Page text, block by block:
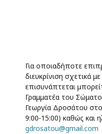
Για οποιαδήποτε
διευκρίνιση σχετικά
επισυνάπτεται
Γραμματέα του
Γεωργία Δροσάτου
9:00-15:00) καθώς και
gdrosatou@gmail.com